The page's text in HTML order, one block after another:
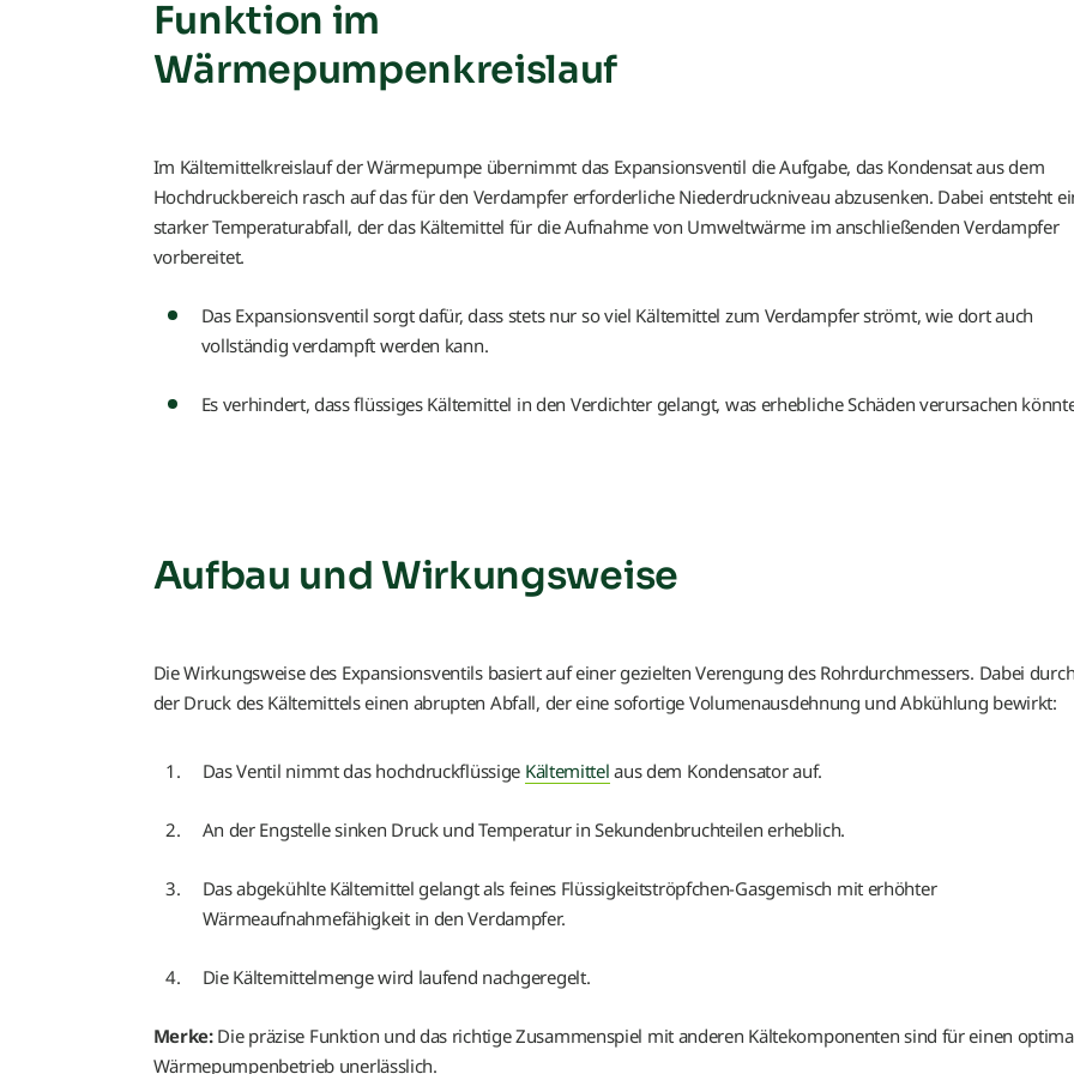
Funktion im
Wärmepumpenkreislauf
Im Kältemittelkreislauf der Wärmepumpe übernimmt das Expansionsventil die Aufgabe, das Kondensat aus dem
Hochdruckbereich rasch auf das für den Verdampfer erforderliche Niederdruckniveau abzusenken. Dabei entsteht
starker Temperaturabfall, der das Kältemittel für die Aufnahme von Umweltwärme im anschließenden Verdampfer
vorbereitet.
Das Expansionsventil sorgt dafür, dass stets nur so viel Kältemittel zum Verdampfer strömt, wie dort auch
vollständig verdampft werden kann.
Es verhindert, dass flüssiges Kältemittel in den Verdichter gelangt, was erhebliche Schäden verursachen
Aufbau und Wirkungsweise
Die Wirkungsweise des Expansionsventils basiert auf einer gezielten Verengung des Rohrdurchmessers. Dabei
der Druck des Kältemittels einen abrupten Abfall, der eine sofortige Volumenausdehnung und Abkühlung bewirkt:
Das Ventil nimmt das hochdruckflüssige Kältemittel aus dem Kondensator auf.
An der Engstelle sinken Druck und Temperatur in Sekundenbruchteilen erheblich.
Das abgekühlte Kältemittel gelangt als feines Flüssigkeitströpfchen-Gasgemisch mit erhöhter
Wärmeaufnahmefähigkeit in den Verdampfer.
Die Kältemittelmenge wird laufend nachgeregelt.
Merke: Die präzise Funktion und das richtige Zusammenspiel mit anderen Kältekomponenten sind für einen
Wärmepumpenbetrieb unerlässlich.